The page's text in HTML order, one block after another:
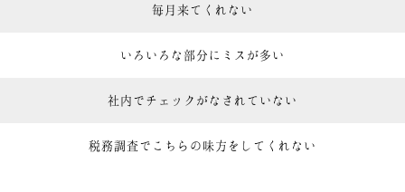
毎月来てくれない
いろいろな部分にミスが多い
社内でチェックがなされていない
税務調査でこちらの味方をしてくれない